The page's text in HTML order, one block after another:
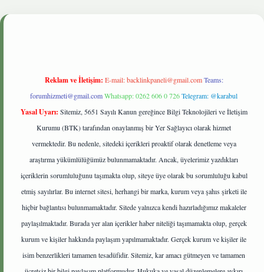
Reklam ve İletişim: E-mail:backlinkpaneli@gmail.com Teams:
forumhizmeti@gmail.comWhatsapp: 0262 606 0 726Telegram: @karabul
Yasal Uyarı: Sitemiz, 5651 Sayılı Kanun gereğince Bilgi Teknolojileri ve İletişim
Kurumu (BTK) tarafından onaylanmış bir Yer Sağlayıcı olarak hizmet
vermektedir. Bu nedenle, sitedeki içerikleri proaktif olarak denetleme veya
araştırma yükümlülüğümüz bulunmamaktadır. Ancak, üyelerimiz yazdıkları
içeriklerin sorumluluğunu taşımakta olup, siteye üye olarak bu sorumluluğu kabul
etmiş sayılırlar. Bu internet sitesi, herhangi bir marka, kurum veya şahıs şirketi ile
hiçbir bağlantısı bulunmamaktadır. Sitede yalnızca kendi hazırladığımız makaleler
paylaşılmaktadır. Burada yer alan içerikler haber niteliği taşımamakta olup, gerçek
kurum ve kişiler hakkında paylaşım yapılmamaktadır. Gerçek kurum ve kişiler ile
isim benzerlikleri tamamen tesadüfidir. Sitemiz, kar amacı gütmeyen ve tamamen